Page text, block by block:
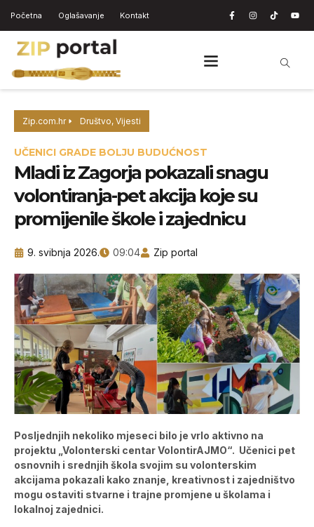
Početna Oglašavanje Kontakt
Zip.com.hr Društvo, Vijesti
UČENICI GRADE BOLJU BUDUĆNOST
Mladi iz Zagorja pokazali snagu
volontiranja-pet akcija koje su
promijenile škole i zajednicu
9. svibnja 2026. 09:04 Zip portal
Posljednjih nekoliko mjeseci bilo je vrlo aktivno na
projektu „Volonterski centar VolontirAJMO“. Učenici pet
osnovnih i srednjih škola svojim su volonterskim
akcijama pokazali kako znanje, kreativnost i zajedništvo
mogu ostaviti stvarne i trajne promjene u školama i
lokalnoj zajednici.